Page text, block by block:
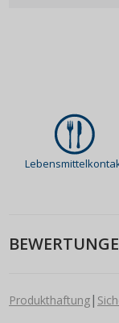
Produkthaftung|